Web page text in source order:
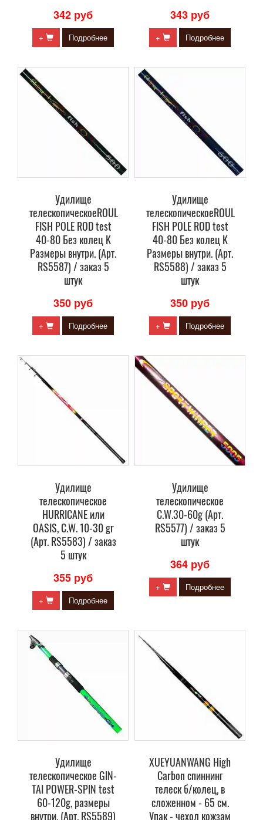
342 руб
+ Подробнее
343 руб
+ Подробнее
Удилище
телескопическоеROUL
FISH POLE ROD test
40-80 Без колец K
Размеры внутри. (Арт.
RS5587) / заказ 5
штук
350 руб
+ Подробнее
Удилище
телескопическоеROUL
FISH POLE ROD test
40-80 Без колец K
Размеры внутри. (Арт.
RS5588) / заказ 5
штук
350 руб
+ Подробнее
Удилище
телескопическое
HURRICANE или
OASIS, C.W. 10-30 gr
(Арт. RS5583) / заказ
5 штук
355 руб
+ Подробнее
Удилище
телескопическое
C.W.30-60g (Арт.
RS5577) / заказ 5
штук
364 руб
+ Подробнее
Удилище
телескопическое GIN-
TAI POWER-SPIN test
60-120g, размеры
внутри. (Арт. RS5589)
XUEYUANWANG High
Carbon спиннинг
телеск б/колец, в
сложенном - 65 см.
Упак - чехол кожзам